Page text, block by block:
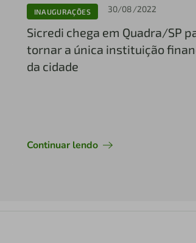
INAUGURAÇÕES 30/08/2022
Sicredi chega em Quadra/SP
tornar a única instituição
da cidade
Continuar lendo